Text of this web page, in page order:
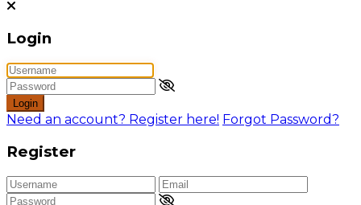
Login
Login
Need an account? Register here! Forgot Password?
Register